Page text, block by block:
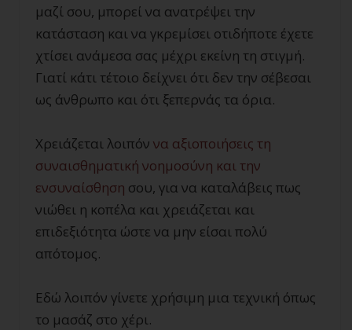
μαζί σου, μπορεί να ανατρέψει την
κατάσταση και να γκρεμίσει οτιδήποτε έχετε
χτίσει ανάμεσα σας μέχρι εκείνη τη στιγμή.
Γιατί κάτι τέτοιο δείχνει ότι δεν την σέβεσαι
ως άνθρωπο και ότι ξεπερνάς τα όρια.
Χρειάζεται λοιπόν να αξιοποιήσεις τη
συναισθηματική νοημοσύνη και την
ενσυναίσθηση σου, για να καταλάβεις πως
νιώθει η κοπέλα και χρειάζεται και
επιδεξιότητα ώστε να μην είσαι πολύ
απότομος.
Εδώ λοιπόν γίνετε χρήσιμη μια τεχνική όπως
το μασάζ στο χέρι.